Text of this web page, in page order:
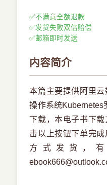
✅不满意全额退款
✅发货失败双倍赔偿
✅邮箱即时发送
内容简介
本篇主要提供阿里
操作系统Kubernetes
下载，本电子书下
击以上按钮下单完
方式发货，